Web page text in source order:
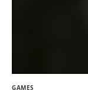
GAMES